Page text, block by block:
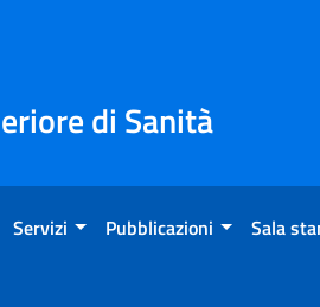
di Sanità
Servizi Pubblicazioni Sala